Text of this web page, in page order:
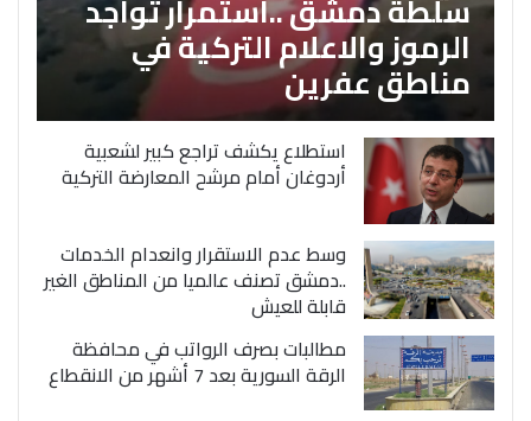
الرموز والاعلام التركية في
مناطق عفرين
استطلاع يكشف تراجع كبير لشعبية
أردوغان أمام مرشح المعارضة التركية
وسط عدم الاستقرار وانعدام الخدمات
..دمشق تصنف عالميا من المناطق الغير
قابلة للعيش
مطالبات بصرف الرواتب في محافظة
الرقة السورية بعد 7 أشهر من الانقطاع